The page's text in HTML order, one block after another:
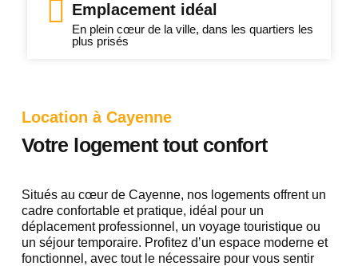
Emplacement idéal
En plein cœur de la ville, dans les quartiers les
plus prisés
Location à Cayenne
Votre logement tout confort
Situés au cœur de Cayenne, nos logements offrent un
cadre confortable et pratique, idéal pour un
déplacement professionnel, un voyage touristique ou
un séjour temporaire. Profitez d’un espace moderne et
fonctionnel, avec tout le nécessaire pour vous sentir